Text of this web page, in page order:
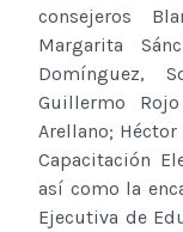
consejeros
Margarita
Domínguez,
Guillermo
Arellano;
Capacitación
así como la
Ejecutiva de